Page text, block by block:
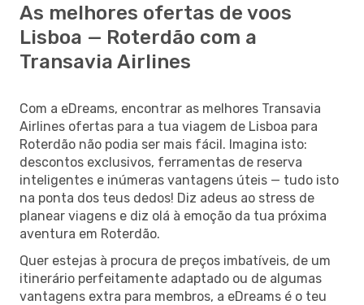
As melhores ofertas de voos
Lisboa — Roterdão com a
Transavia Airlines
Com a eDreams, encontrar as melhores Transavia
Airlines ofertas para a tua viagem de Lisboa para
Roterdão não podia ser mais fácil. Imagina isto:
descontos exclusivos, ferramentas de reserva
inteligentes e inúmeras vantagens úteis — tudo isto
na ponta dos teus dedos! Diz adeus ao stress de
planear viagens e diz olá à emoção da tua próxima
aventura em Roterdão.
Quer estejas à procura de preços imbatíveis, de um
itinerário perfeitamente adaptado ou de algumas
vantagens extra para membros, a eDreams é o teu